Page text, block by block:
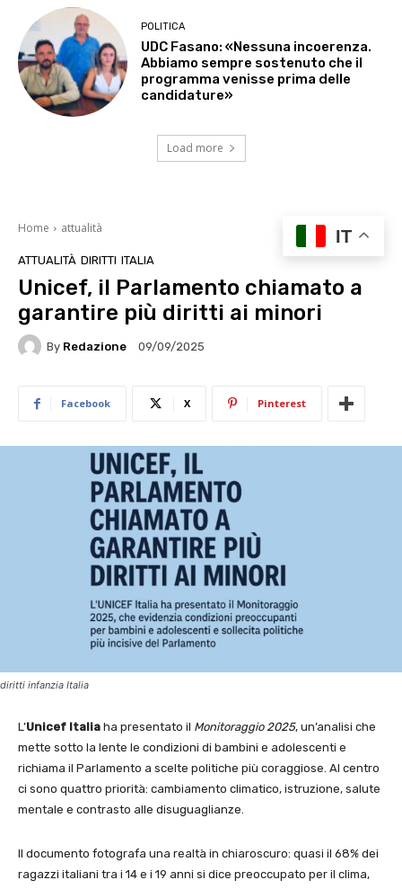
POLITICA
UDC Fasano: «Nessuna incoerenza.
Abbiamo sempre sostenuto che il
programma venisse prima delle
candidature»
Load more